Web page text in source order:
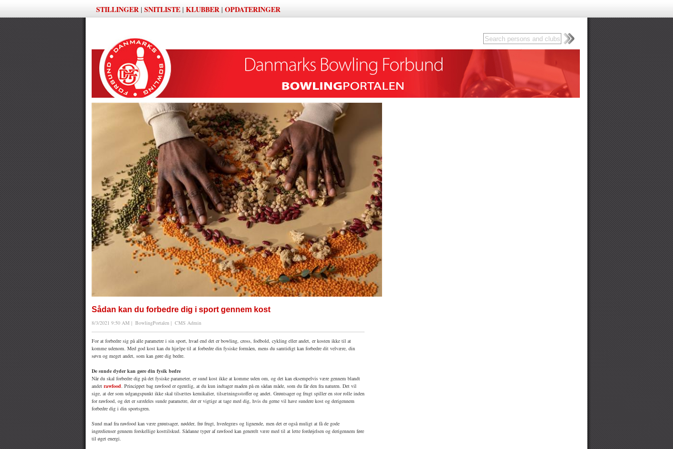
STILLINGER | SNITLISTE | KLUBBER | OPDATERINGER
Sådan kan du forbedre dig i sport gennem kost
8/3/2021 9:50 AM | BowlingPortalen| CMS Admin
For at forbedre sig på alle parametre i sin sport, hvad end det er bowling, cross, fodbold, cykling eller andet, er kosten ikke til at
komme udenom. Med god kost kan du hjælpe til at forbedre din fysiske formåen, mens du samtidigt kan forbedre dit velvære, din
søvn og meget andet, som kan gøre dig bedre.
De sunde dyder kan gøre din fysik bedre
Når du skal forbedre dig på det fysiske parameter, er sund kost ikke at komme uden om, og det kan eksempelvis være gennem blandt
andet rawfood . Princippet bag rawfood er egentlig, at du kun indtager maden på en sådan måde, som du får den fra naturen. Det vil
sige, at der som udgangspunkt ikke skal tilsættes kemikalier, tilsætningsstoffer og andet. Grøntsager og frugt spiller en stor rolle inden
for rawfood, og det er særdeles sunde parametre, der er vigtige at tage med dig, hvis du gerne vil have sundere kost og derigennem
forbedre dig i din sportsgren.
Sund mad fra rawfood kan være grøntsager, nødder, frø frugt, hvedegræs og lignende, men det er også muligt at få de gode
ingredienser gennem forskellige kosttilskud. Sådanne typer af rawfood kan generelt være med til at lette fordøjelsen og derigennem føre
til øget energi.